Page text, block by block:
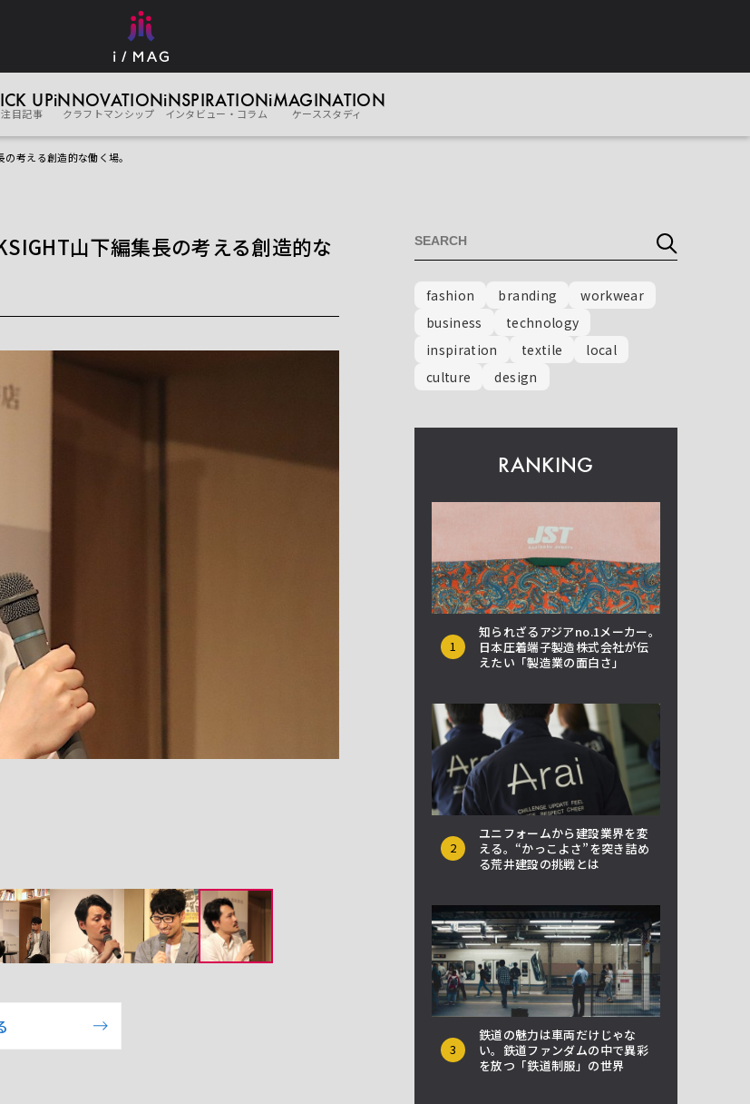
UP
注目記事
iNNOVATION
クラフトマンシップ
iNSPIRATION
インタビュー・コラム
iMAGINATION
ケーススタディ
考える創造的な働く場。
山下編集長の考える創造的な
fashion branding
workwear
business
technology
inspiration
textile
local
culture
design
RANKING
1
知られざるアジアno.1メーカー。
日本圧着端子製造株式会社が伝
えたい「製造業の面白さ」
2
ユニフォームから建設業界を変
える。“かっこよさ”を突き詰め
る荒井建設の挑戦とは
3
鉄道の魅力は車両だけじゃな
い。鉄道ファンダムの中で異彩
を放つ「鉄道制服」の世界